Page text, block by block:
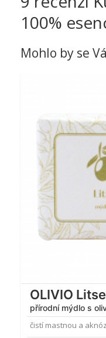
100%
Mohlo by se
OLIVIO
přírodní mýdlo s
čistí mastnou a